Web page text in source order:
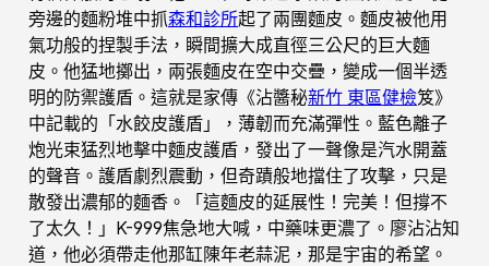
旁邊的麵粉堆中抓森和診所起了兩團麵皮。麵皮被他用
氣功般的捏製手法，瞬間擴大成直徑三公尺的巨大麵
皮。他猛地擲出，兩張麵皮在空中交疊，變成一個半透
明的防禦護盾。這就是家傳《沾醬秘新竹 東區健檢笈》
中記載的「水餃皮護盾」，薄韌而充滿彈性。藍色離子
炮光束猛烈地擊中麵皮護盾，發出了一聲像是汽水開蓋
的聲音。護盾劇烈震動，但奇蹟般地擋住了攻擊，只是
散發出濃郁的麵香。「這麵皮的延展性！完美！但撐不
了太久！」K-999焦急地大喊，中藥味更濃了。廖沾沾知
道，他必須帶走他那缸陳年老蒜泥，那是宇宙的希望。